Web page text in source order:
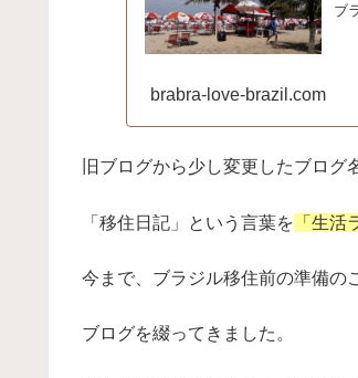
ブ
brabra-love-brazil.com
旧ブログから少し変更したブログ
「移住日記」という言葉を 「生活
今まで、ブラジル移住前の準備の
ブログを綴ってきました。